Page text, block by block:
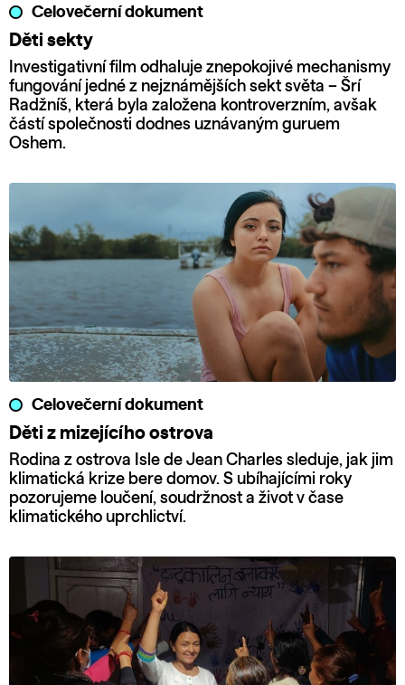
Celovečerní dokument
Děti sekty
Investigativní film odhaluje znepokojivé mechanismy
fungování jedné z nejznámějších sekt světa – Šrí
Radžníš, která byla založena kontroverzním, avšak
částí společnosti dodnes uznávaným guruem
Oshem.
Celovečerní dokument
Děti z mizejícího ostrova
Rodina z ostrova Isle de Jean Charles sleduje, jak jim
klimatická krize bere domov. S ubíhajícími roky
pozorujeme loučení, soudržnost a život v čase
klimatického uprchlictví.